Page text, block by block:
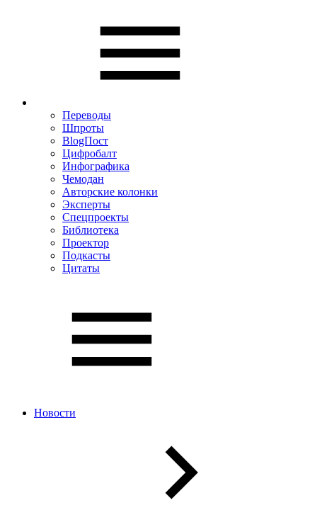
Переводы
Шпроты
BlogПост
Цифробалт
Инфографика
Чемодан
Авторские колонки
Эксперты
Спецпроекты
Библиотека
Проектор
Подкасты
Цитаты
Новости